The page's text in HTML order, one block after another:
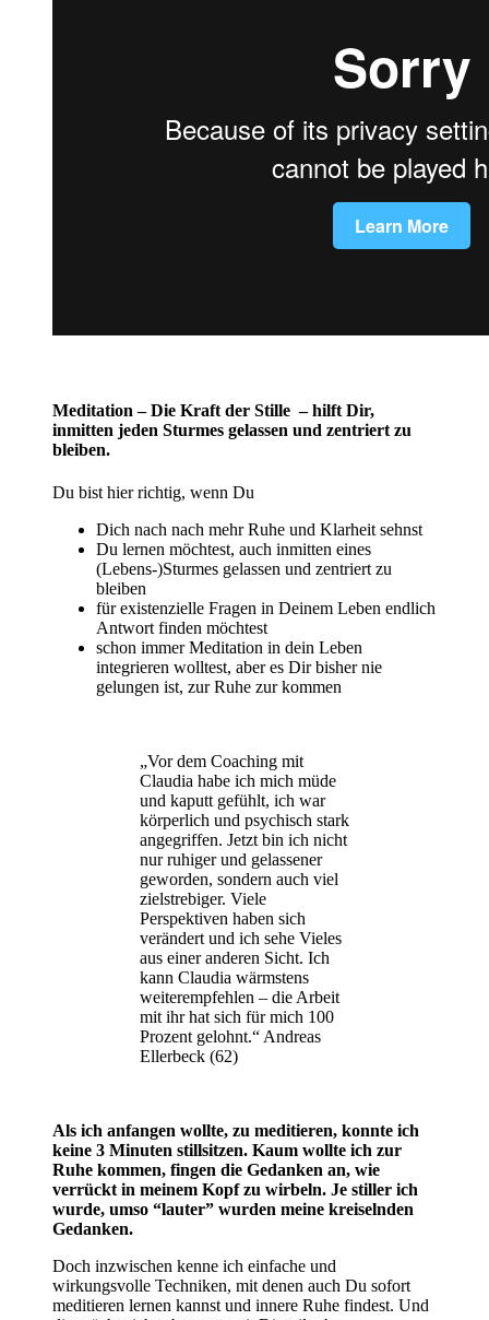
Meditation – Die Kraft der Stille – hilft Dir,
inmitten jeden Sturmes gelassen und zentriert zu
bleiben.
Du bist hier richtig, wenn Du
Dich nach nach mehr Ruhe und Klarheit sehnst
Du lernen möchtest, auch inmitten eines
(Lebens-)Sturmes gelassen und zentriert zu
bleiben
für existenzielle Fragen in Deinem Leben endlich
Antwort finden möchtest
schon immer Meditation in dein Leben
integrieren wolltest, aber es Dir bisher nie
gelungen ist, zur Ruhe zur kommen
„Vor dem Coaching mit
Claudia habe ich mich müde
und kaputt gefühlt, ich war
körperlich und psychisch stark
angegriffen. Jetzt bin ich nicht
nur ruhiger und gelassener
geworden, sondern auch viel
zielstrebiger. Viele
Perspektiven haben sich
verändert und ich sehe Vieles
aus einer anderen Sicht. Ich
kann Claudia wärmstens
weiterempfehlen – die Arbeit
mit ihr hat sich für mich 100
Prozent gelohnt.“ Andreas
Ellerbeck (62)
Als ich anfangen wollte, zu meditieren, konnte ich
keine 3 Minuten stillsitzen. Kaum wollte ich zur
Ruhe kommen, fingen die Gedanken an, wie
verrückt in meinem Kopf zu wirbeln. Je stiller ich
wurde, umso “lauter” wurden meine kreiselnden
Gedanken.
Doch inzwischen kenne ich einfache und
wirkungsvolle Techniken, mit denen auch Du sofort
meditieren lernen kannst und innere Ruhe findest. Und